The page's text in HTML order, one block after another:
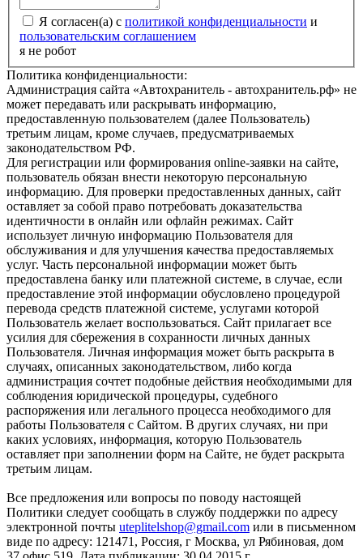
Я согласен(а) с политикой конфиденциальности и
пользовательским соглашением
я не робот
Политика конфиденциальности:
Администрация сайта «Автохранитель - автохранитель.рф» не
может передавать или раскрывать информацию,
предоставленную пользователем (далее Пользователь)
третьим лицам, кроме случаев, предусматриваемых
законодательством РФ.
Для регистрации или формирования online-заявки на сайте,
пользователь обязан внести некоторую персональную
информацию. Для проверки предоставленных данных, сайт
оставляет за собой право потребовать доказательства
идентичности в онлайн или офлайн режимах. Сайт
использует личную информацию Пользователя для
обслуживания и для улучшения качества предоставляемых
услуг. Часть персональной информации может быть
предоставлена банку или платежной системе, в случае, если
предоставление этой информации обусловлено процедурой
перевода средств платежной системе, услугами которой
Пользователь желает воспользоваться. Сайт прилагает все
усилия для сбережения в сохранности личных данных
Пользователя. Личная информация может быть раскрыта в
случаях, описанных законодательством, либо когда
администрация сочтет подобные действия необходимыми для
соблюдения юридической процедуры, судебного
распоряжения или легального процесса необходимого для
работы Пользователя с Сайтом. В других случаях, ни при
каких условиях, информация, которую Пользователь
оставляет при заполнении форм на Сайте, не будет раскрыта
третьим лицам.
Все предложения или вопросы по поводу настоящей
Политики следует сообщать в службу поддержки по адресу
электронной почты uteplitelshop@gmail.com или в письменном
виде по адресу: 121471, Россия, г Москва, ул Рябиновая, дом